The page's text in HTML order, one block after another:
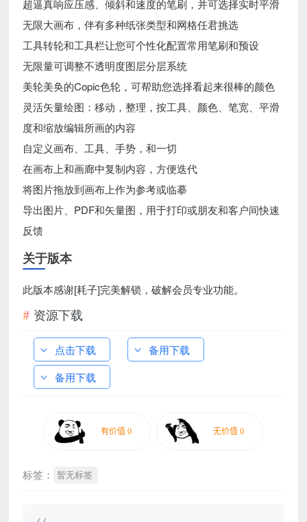
超逼真响应压感、倾斜和速度的笔刷，并可选择实时平滑
无限大画布，伴有多种纸张类型和网格任君挑选
工具转轮和工具栏让您可个性化配置常用笔刷和预设
无限量可调整不透明度图层分层系统
美轮美奂的Copic色轮，可帮助您选择看起来很棒的颜色
灵活矢量绘图：移动，整理，按工具、颜色、笔宽、平滑
度和缩放编辑所画的内容
自定义画布、工具、手势，和一切
在画布上和画廊中复制内容，方便迭代
将图片拖放到画布上作为参考或临摹
导出图片、PDF和矢量图，用于打印或朋友和客户间快速
反馈
关于版本
此版本感谢[耗子]完美解锁，破解会员专业功能。
资源下载
点击下载
备用下载
备用下载
标签： 暂无标签